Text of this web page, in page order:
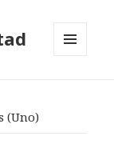
(Uno)